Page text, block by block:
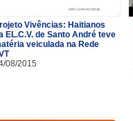
Vivências: Haitianos
EL.C.V. de Santo André teve
veiculada na Rede
08/2015